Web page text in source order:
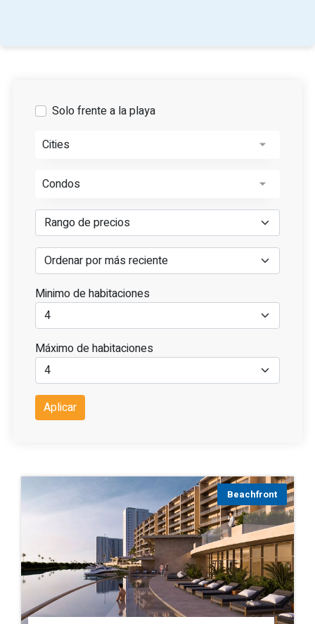
Solo frente a la playa
Cities
Condos
Minimo de habitaciones
Máximo de habitaciones
Aplicar
Beachfront